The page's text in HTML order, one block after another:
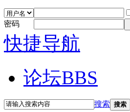
密码
快捷导航
论坛BBS
搜索 搜索